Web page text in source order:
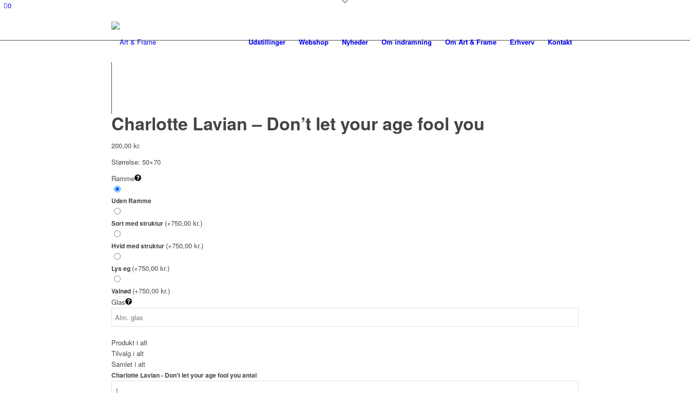
0
Udstillinger Webshop Nyheder Om indramning Om Art & Frame Erhverv Kontakt
Charlotte Lavian – Don’t let your age fool you
200,00 kr.
Størrelse: 50×70
Ramme
Uden Ramme
Sort med struktur (+750,00 kr.)
Hvid med struktur (+750,00 kr.)
Lys eg (+750,00 kr.)
Valnød (+750,00 kr.)
Glas
Produkt i alt
Tilvalg i alt
Samlet i alt
Charlotte Lavian - Don't let your age fool you antal